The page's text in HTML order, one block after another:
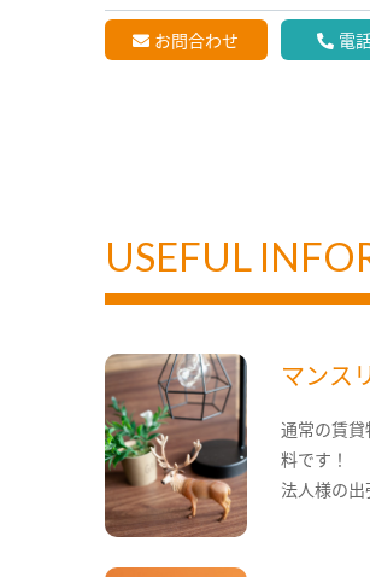
お問合わせ 電
USEFUL
マンス
通常の賃
料です！
法人様の出